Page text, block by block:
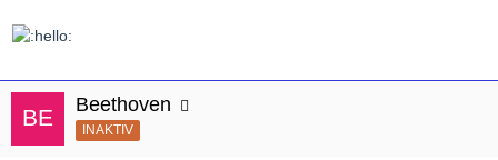
Beethoven
INAKTIV